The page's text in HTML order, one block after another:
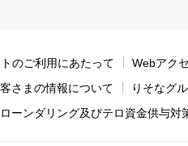
のご利用にあたって Webアク
さまの情報について
りそなグ
ローンダリング及びテロ資金供与